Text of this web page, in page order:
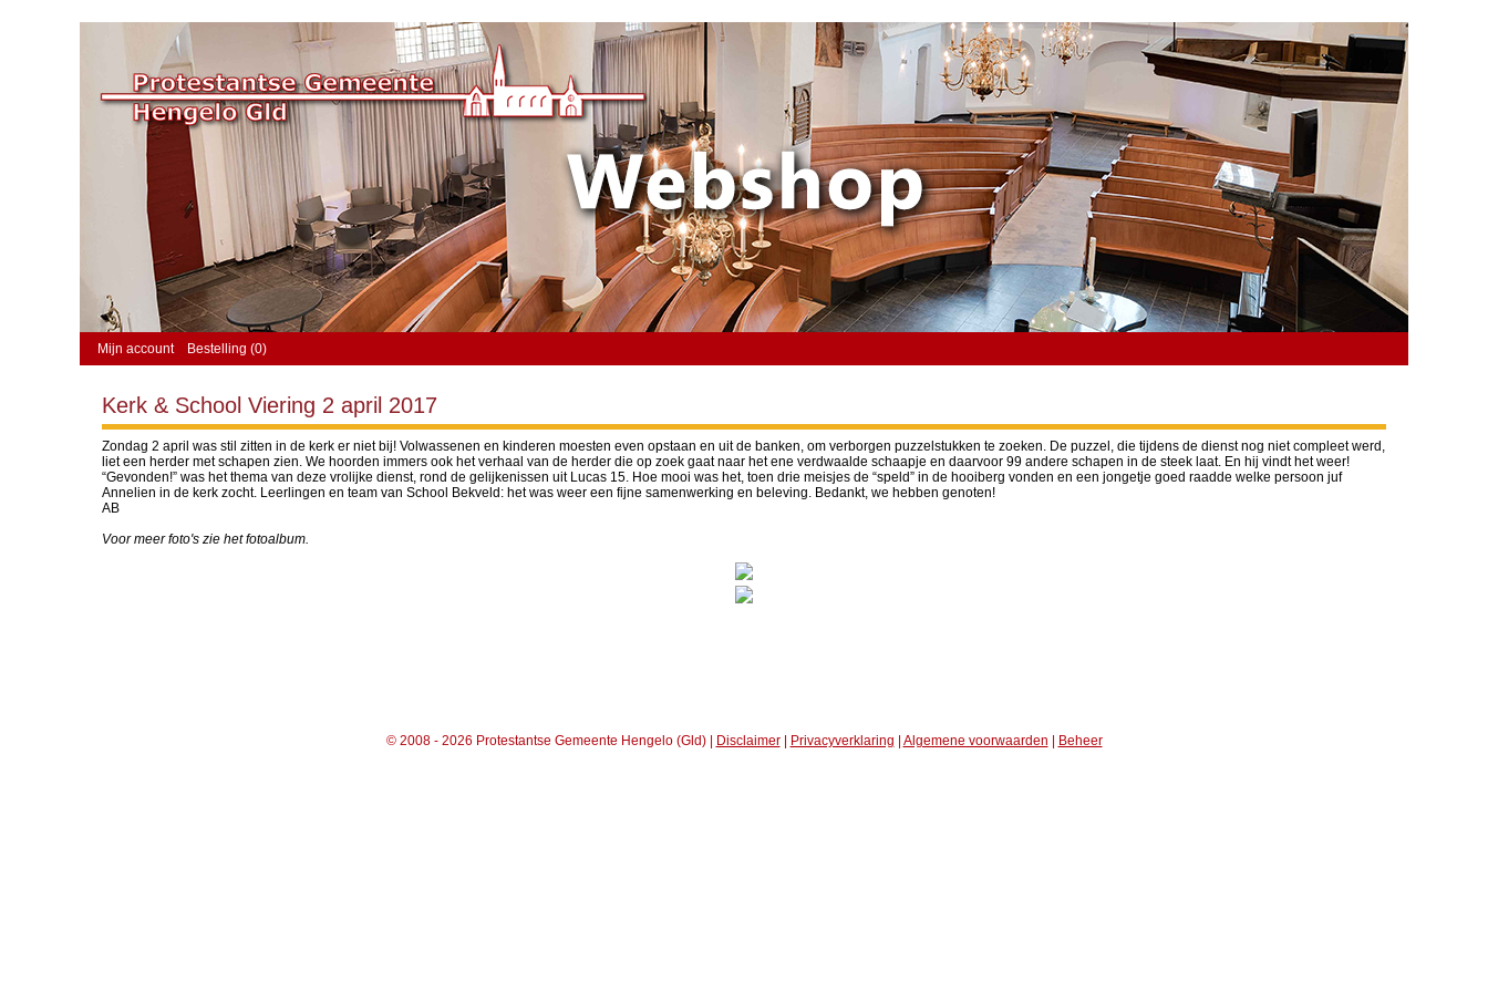
Mijn account Bestelling (0)
Kerk & School Viering 2 april 2017
Zondag 2 april was stil zitten in de kerk er niet bij! Volwassenen en kinderen moesten even opstaan en uit de banken, om verborgen puzzelstukken te zoeken. De puzzel, die tijdens de dienst nog niet compleet werd,
liet een herder met schapen zien. We hoorden immers ook het verhaal van de herder die op zoek gaat naar het ene verdwaalde schaapje en daarvoor 99 andere schapen in de steek laat. En hij vindt het weer!
“Gevonden!” was het thema van deze vrolijke dienst, rond de gelijkenissen uit Lucas 15. Hoe mooi was het, toen drie meisjes de “speld” in de hooiberg vonden en een jongetje goed raadde welke persoon juf
Annelien in de kerk zocht. Leerlingen en team van School Bekveld: het was weer een fijne samenwerking en beleving. Bedankt, we hebben genoten!
AB
Voor meer foto's zie het fotoalbum.
© 2008 - 2026 Protestantse Gemeente Hengelo (Gld) | Disclaimer| Privacyverklaring Algemene voorwaarden Beheer